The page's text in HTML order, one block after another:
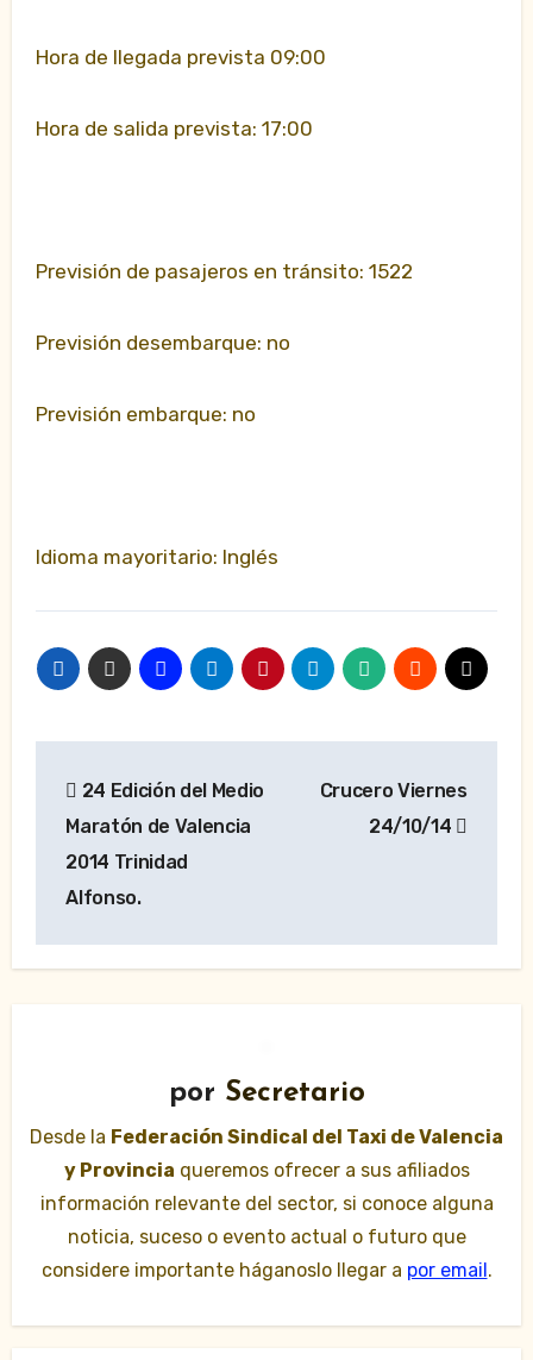
Hora de llegada prevista 09:00
Hora de salida prevista: 17:00
Previsión de pasajeros en tránsito: 1522
Previsión desembarque: no
Previsión embarque: no
Idioma mayoritario: Inglés
de
entradas
24 Edición del Medio
Maratón de Valencia
2014 Trinidad
Alfonso.
Crucero Viernes
24/10/14
por Secretario
Desde la Federación Sindical del Taxi de Valencia
y Provincia queremos ofrecer a sus afiliados
información relevante del sector, si conoce alguna
noticia, suceso o evento actual o futuro que
considere importante háganoslo llegar a por email.